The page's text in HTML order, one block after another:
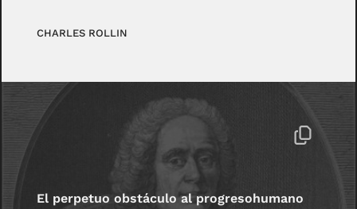
CHARLES ROLLIN
El perpetuo obstáculo al progresohumano